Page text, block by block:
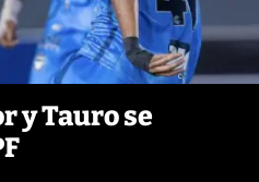
y Tauro se